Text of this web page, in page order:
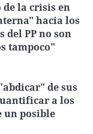
la crisis en
hacia los
del PP no son
tampoco"
de sus
a los
un posible